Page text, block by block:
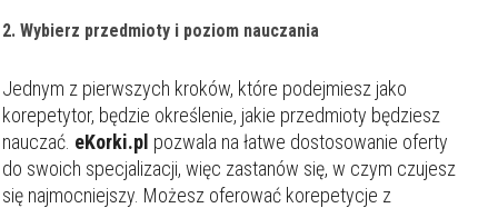
2. Wybierz przedmioty i poziom nauczania
Jednym z pierwszych kroków, które podejmiesz jako
korepetytor, będzie określenie, jakie przedmioty będziesz
nauczać. eKorki.pl pozwala na łatwe dostosowanie oferty
do swoich specjalizacji, więc zastanów się, w czym czujesz
się najmocniejszy. Możesz oferować korepetycje z